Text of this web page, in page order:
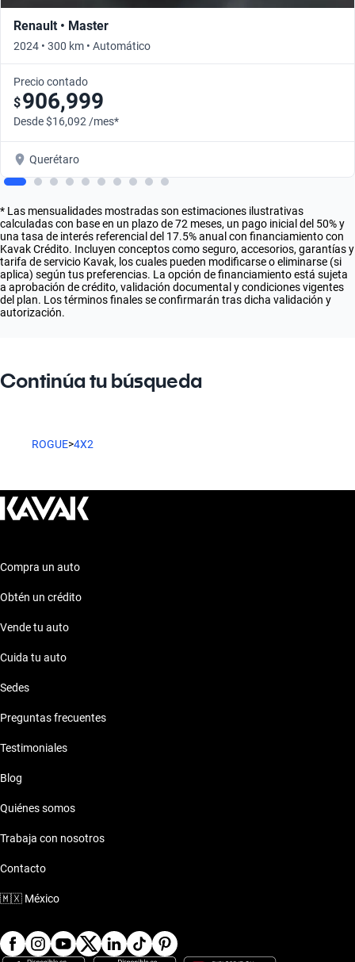
Renault • Master
2024 • 300 km • Automático
Precio contado
$906,999
Desde $16,092 /mes*
Querétaro
* Las mensualidades mostradas son estimaciones ilustrativas
calculadas con base en un plazo de 72 meses, un pago inicial del 50% y
una tasa de interés referencial del 17.5% anual con financiamiento con
Kavak Crédito. Incluyen conceptos como seguro, accesorios, garantías y
tarifa de servicio Kavak, los cuales pueden modificarse o eliminarse (si
aplica) según tus preferencias. La opción de financiamiento está sujeta
a aprobación de crédito, validación documental y condiciones vigentes
del plan. Los términos finales se confirmarán tras dicha validación y
autorización.
Continúa tu búsqueda
ROGUE>4X2
Compra un auto
Obtén un crédito
Vende tu auto
Cuida tu auto
Sedes
Preguntas frecuentes
Testimoniales
Blog
Quiénes somos
Trabaja con nosotros
Contacto
🇲🇽 México